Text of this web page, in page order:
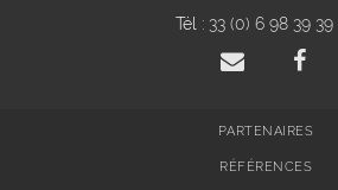
Tél : 33 (0) 6 98 39 39
PARTENAIRES
RÉFÉRENCES